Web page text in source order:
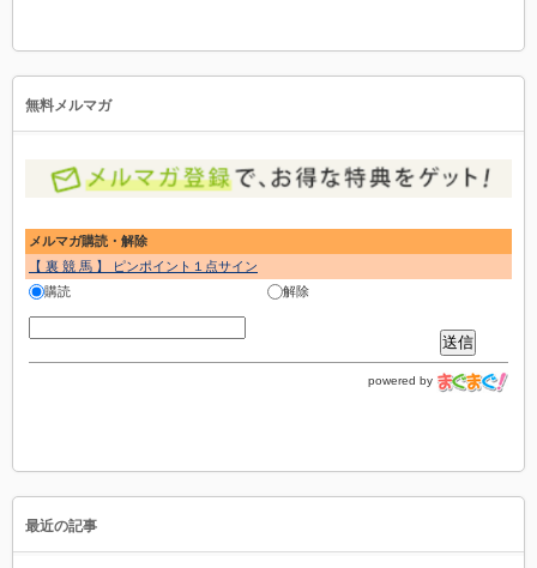
無料メルマガ
メルマガ購読・解除
【 裏 競 馬 】 ピンポイント１点サイン
購読
解除
powered by
最近の記事